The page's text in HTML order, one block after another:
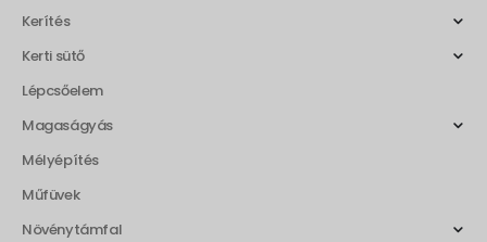
Kerítés
Kerti sütő
Lépcsőelem
Magaságyás
Mélyépítés
Műfüvek
Növénytámfal